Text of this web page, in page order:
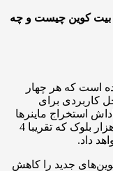
بیت کوین چیست و چه
است که هر چهار
کاربردی برای
استخراج ماینرها
نصف می‌شود. در واقع پس از ایجاد هر 210 هزار بلوک که تقریبا 4
داد.
جدید را کاهش